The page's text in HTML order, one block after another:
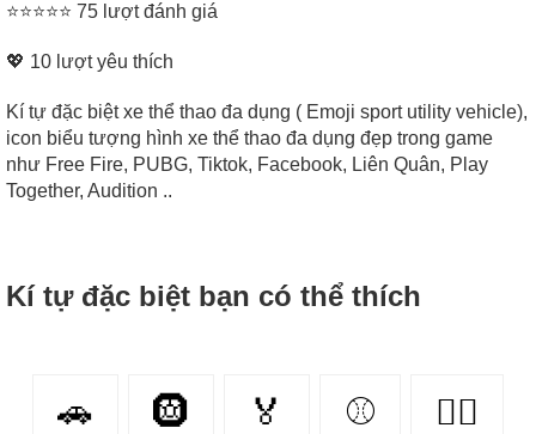
⭐⭐⭐⭐⭐ 75 lượt đánh giá
💖 10 lượt yêu thích
Kí tự đặc biệt xe thể thao đa dụng ( Emoji sport utility vehicle),
icon biểu tượng hình xe thể thao đa dụng đẹp trong game
như Free Fire, PUBG, Tiktok, Facebook, Liên Quân, Play
Together, Audition ..
Kí tự đặc biệt bạn có thể thích
🚗 🛞 🏅 ⚾️ 🤼‍♂️